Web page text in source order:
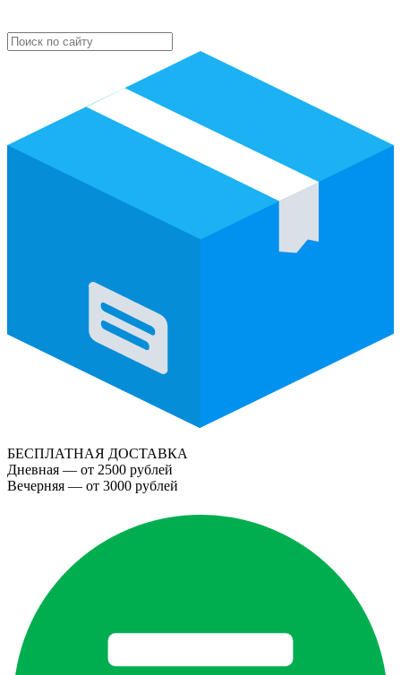
БЕСПЛАТНАЯ ДОСТАВКА
Дневная — от 2500 рублей
Вечерняя — от 3000 рублей